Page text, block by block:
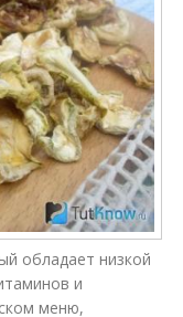
обладает низкой
и
меню,